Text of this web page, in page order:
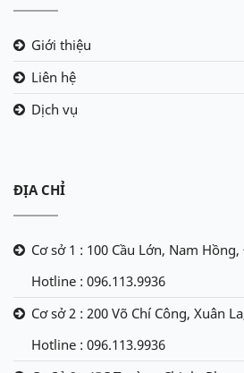
Giới thiệu
Liên hệ
Dịch vụ
ĐỊA CHỈ
Cơ sở 1 : 100 Cầu Lớn, Nam
Hotline : 096.113.9936
Cơ sở 2 : 200 Võ Chí Công, Xuân
Hotline : 096.113.9936